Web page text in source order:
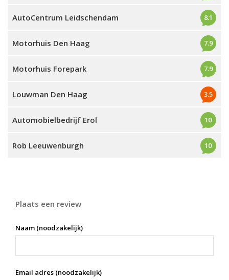
AutoCentrum Leidschendam 8.1
Motorhuis Den Haag 7.9
Motorhuis Forepark 7.9
Louwman Den Haag 3.5
Automobielbedrijf Erol 10
Rob Leeuwenburgh 10
Plaats een review
Naam (noodzakelijk)
Email adres (noodzakelijk)